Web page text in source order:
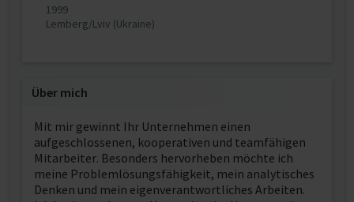
1999
Lemberg/Lviv (Ukraine)
Über mich
Mit mir gewinnt Ihr Unternehmen einen
aufgeschlossenen, kooperativen und teamfähigen
Mitarbeiter. Besonders hervorheben möchte ich
meine Problemlösungsfähigkeit, mein analytisches
Denken und mein eigenverantwortliches Arbeiten.